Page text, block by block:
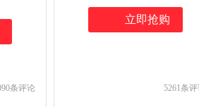
条评论 5261条
立即抢购